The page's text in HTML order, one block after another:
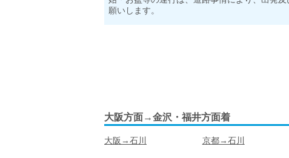
願いします。
大阪方面→金沢・福井方面着
大阪→石川 京都→石川